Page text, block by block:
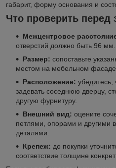
габарит, форму основания и
Что проверить перед
Межцентровое
отверстий должно быть 96 мм.
Размер: сопоставьте
местом на мебельном фасаде.
Расположение: убедитесь,
задевать соседнюю дверцу,
другую фурнитуру.
Внешний вид: оцените
петлями, опорами и другими
деталями.
Крепеж: до покупки
соответствие толщине